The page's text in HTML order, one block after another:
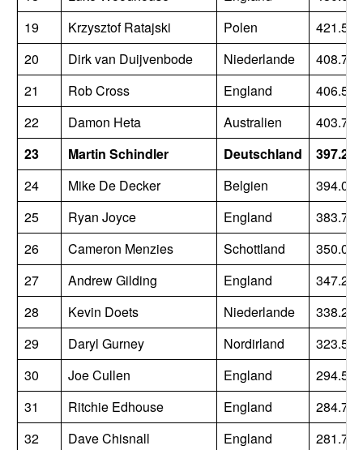
19
Krzysztof Ratajski Polen
421.500
20
Dirk van Duijvenbode Niederlande
408.750
21
Rob Cross England
406.500
22
Damon Heta Australien
403.750
23
Martin Schindler Deutschland
397.250
24
Mike De Decker Belgien
394.000
25
Ryan Joyce England
383.750
26
Cameron Menzies Schottland
350.000
27
Andrew Gilding England
347.250
28
Kevin Doets Niederlande
338.250
29
Daryl Gurney Nordirland
323.500
30
Joe Cullen England
294.500
31
Ritchie Edhouse England
284.750
32
Dave Chisnall England
281.750